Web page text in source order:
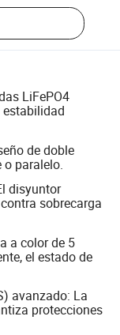
LiFePO4
de doble
o paralelo.
disyuntor
sobrecarga
a color de 5
el estado de
avanzado: La
protecciones